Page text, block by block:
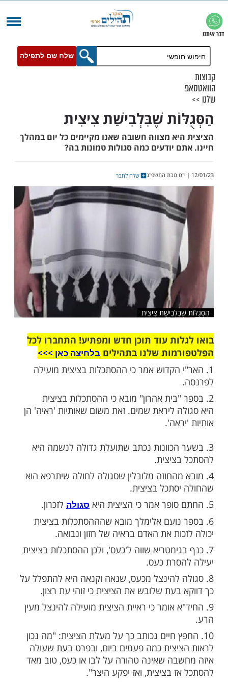
שלח שם לתפילה
שֶׁבִּלְבִישַׁת צִיצִית
מצווה חשובה שאנו מקיימים כל יום במהלך
יודעים כמה סגולות טמונות בה?
שלח לחבר
עוד תוכן חדש ומפתיע! התחברו לכל
שלנו בתהיליםבלחיצה כאן >>>​
הקדוש אמר כי ההסתכלות בציצית מועילה
אהרון" מובא כי ההסתכלות בציצית
ליראת שמים. זאת משום שאותיות 'ראיה' הן
הכוונות נכתב שתועלת גדולה לנשמה היא
מלובלין שסגולה לחולה שיתרפא הוא
בציצית.
סגולהלזכרון.
נועם אלימלך מובא שהההסתכלות בציצית
את האדם בראיה של חזון ונבואה.